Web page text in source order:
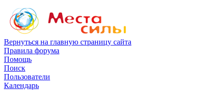
Вернуться на главную страницу сайта
Правила форума
Помощь
Поиск
Пользователи
Календарь